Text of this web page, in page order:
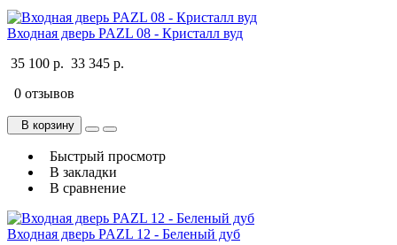
Входная дверь PAZL 08 - Кристалл вуд
35 100 р. 33 345 р.
0 отзывов
В корзину
Быстрый просмотр
В закладки
В сравнение
Входная дверь PAZL 12 - Беленый дуб